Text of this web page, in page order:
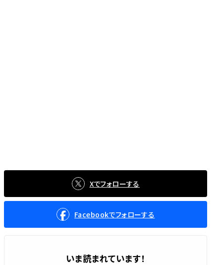
Xでフォローする
Facebookでフォローする
いま読まれています！